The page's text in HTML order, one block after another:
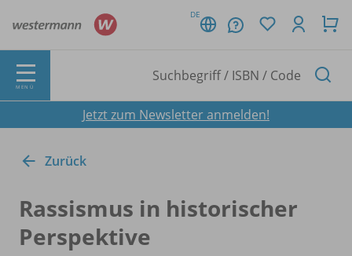
DE
MENÜ
Jetzt zum Newsletter anmelden!
Zurück
Rassismus in historischer
Perspektive